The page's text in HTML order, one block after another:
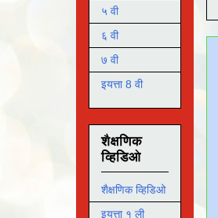
५ वी
६ वी
७ वी
इयत्ता 8 वी
शैक्षणिक
व्हिडिओ
शैक्षणिक व्हिडिओ
इयत्ता १ ली